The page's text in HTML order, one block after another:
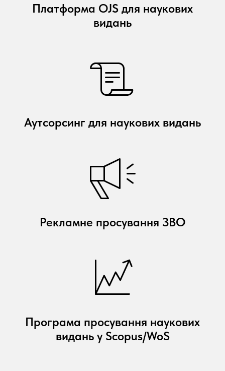
Платформа OJS для наукових
видань
Аутсорсинг для наукових видань
Рекламне просування ЗВО
Програма просування наукових
видань у Scopus/WoS